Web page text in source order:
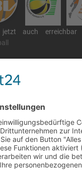
auch erreichbar
August